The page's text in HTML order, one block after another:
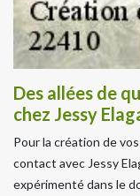
Des allées de
chez Jessy
Pour la création de
contact avec Jessy
expérimenté dans le